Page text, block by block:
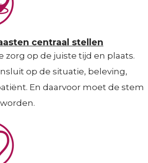
centraal stellen
op de juiste tijd en plaats.
op de situatie, beleving,
En daarvoor moet de stem